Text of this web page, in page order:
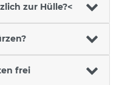
zur Hülle?<
frei